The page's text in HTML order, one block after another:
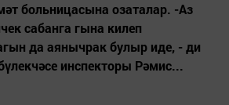
больницасына озаталар. -Аз
сабанга гына килеп
да аянычрак булыр иде, - ди
инспекторы Рәмис...